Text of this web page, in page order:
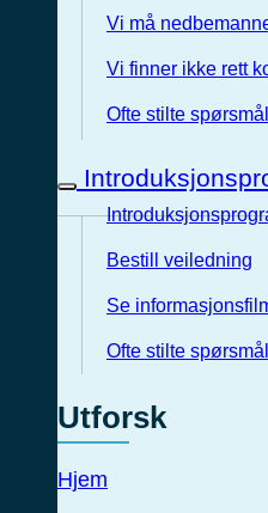
Vi må
Vi finner ikke rett
Ofte stilte spørsmål
Bestill veiledning
Se
Ofte stilte spørsmål
Utforsk
Hjem